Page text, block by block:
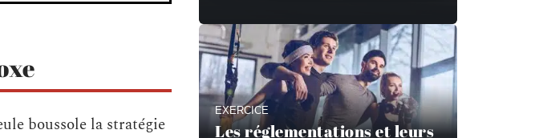
boussole la stratégie
EXERCICE
Les réglementations et leurs